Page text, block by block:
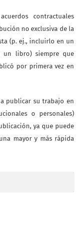
contractuales
no exclusiva de la
(p. ej., incluirlo en un
libro) siempre que
por primera vez en
publicar su trabajo en
o personales)
ya que puede
mayor y más rápida